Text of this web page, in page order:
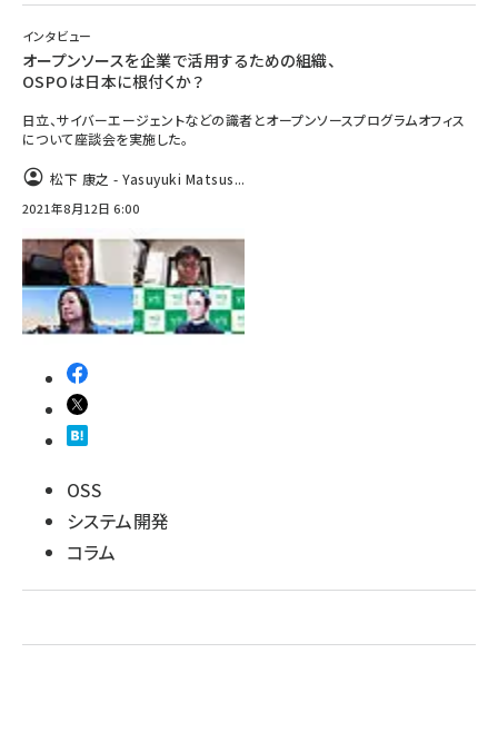
インタビュー
オープンソースを企業で活用するための組織、
OSPOは日本に根付くか？
日立、サイバーエージェントなどの識者とオープンソースプログラムオフィス
について座談会を実施した。
松下 康之 - Yasuyuki Matsus...
2021年8月12日 6:00
OSS
システム開発
コラム